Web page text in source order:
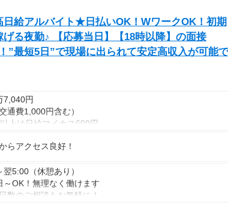
日給アルバイト★日払いOK！WワークOK！初期
る夜勤♪ 【応募当日】【18時以降】の面接
”最短5日”で現場に出られて安定高収入が可能で
7,040円
通費1,000円含む）
上は日給マイナス600円
導2級以上の資格をお持ちの方は
7,040円
交通費1,000円含む）
らアクセス良好！
翌5:00（休憩あり）
OK！無理なく働けます
数のご相談もお気軽に！～